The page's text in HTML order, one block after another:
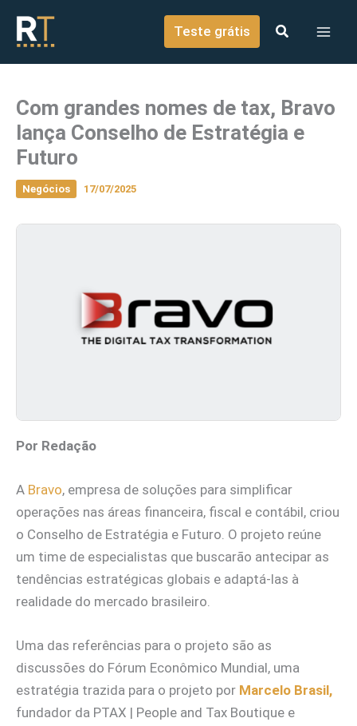
conteúdo
Teste grátis
Com grandes nomes de tax, Bravo
lança Conselho de Estratégia e
Futuro
Negócios 17/07/2025
Por Redação
A Bravo, empresa de soluções para simplificar
operações nas áreas financeira, fiscal e contábil, criou
o Conselho de Estratégia e Futuro. O projeto reúne
um time de especialistas que buscarão antecipar as
tendências estratégicas globais e adaptá-las à
realidade do mercado brasileiro.
Uma das referências para o projeto são as
discussões do Fórum Econômico Mundial, uma
estratégia trazida para o projeto por Marcelo Brasil,
fundador da PTAX | People and Tax Boutique e